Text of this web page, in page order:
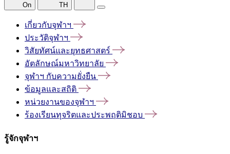
On TH
เกี่ยวกับจุฬาฯ
ประวัติจุฬาฯ
วิสัยทัศน์และยุทธศาสตร์
อัตลักษณ์มหาวิทยาลัย
จุฬาฯ กับความยั่งยืน
ข้อมูลและสถิติ
หน่วยงานของจุฬาฯ
ร้องเรียนทุจริตและประพฤติมิชอบ
รู้จักจุฬาฯ